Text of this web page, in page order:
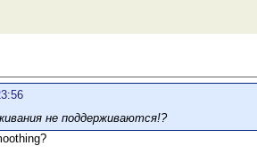
не поддерживаются!?